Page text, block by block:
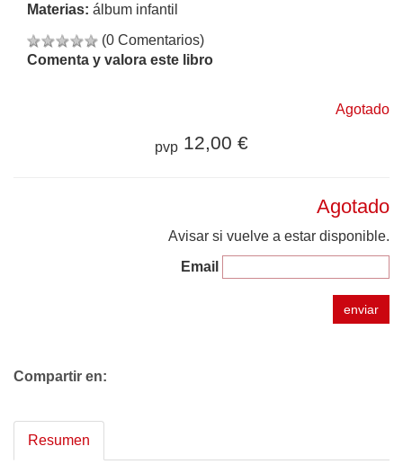
Materias: álbum infantil
(0 Comentarios)
Comenta y valora este libro
Agotado
pvp 12,00 €
Agotado
Avisar si vuelve a estar disponible.
Email
enviar
Compartir en:
Resumen